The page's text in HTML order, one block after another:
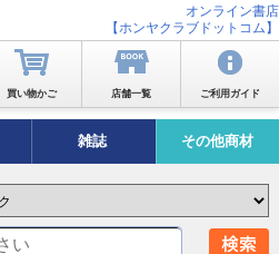
オンライン書店
【ホンヤクラブドットコム】
買い物かご 店舗一覧 ご利用ガイド
雑誌 その他商材